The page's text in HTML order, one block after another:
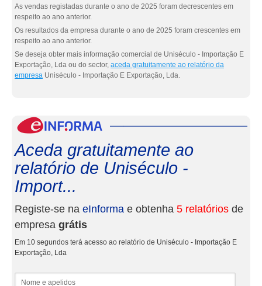
As vendas registadas durante o ano de 2025 foram decrescentes em
respeito ao ano anterior.
Os resultados da empresa durante o ano de 2025 foram crescentes em
respeito ao ano anterior.
Se deseja obter mais informação comercial de Uniséculo - Importação E
Exportação, Lda ou do sector, aceda gratuitamente ao relatório da
empresa Uniséculo - Importação E Exportação, Lda.
Aceda gratuitamente ao
relatório de Uniséculo -
Import...
Registe-se na eInforma e obtenha 5 relatórios de
empresa grátis
Em 10 segundos terá acesso ao relatório de Uniséculo - Importação E
Exportação, Lda